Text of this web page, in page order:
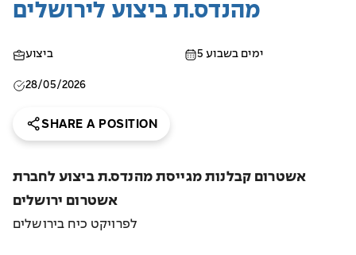
מהנדס.ת ביצוע לירושלים
ביצוע 5 ימים בשבוע
28/05/2026
SHARE A POSITION
אשטרום קבלנות מגייסת מהנדס.ת ביצוע לחברת
אשטרום ירושלים
לפרויקט כיח בירושלים